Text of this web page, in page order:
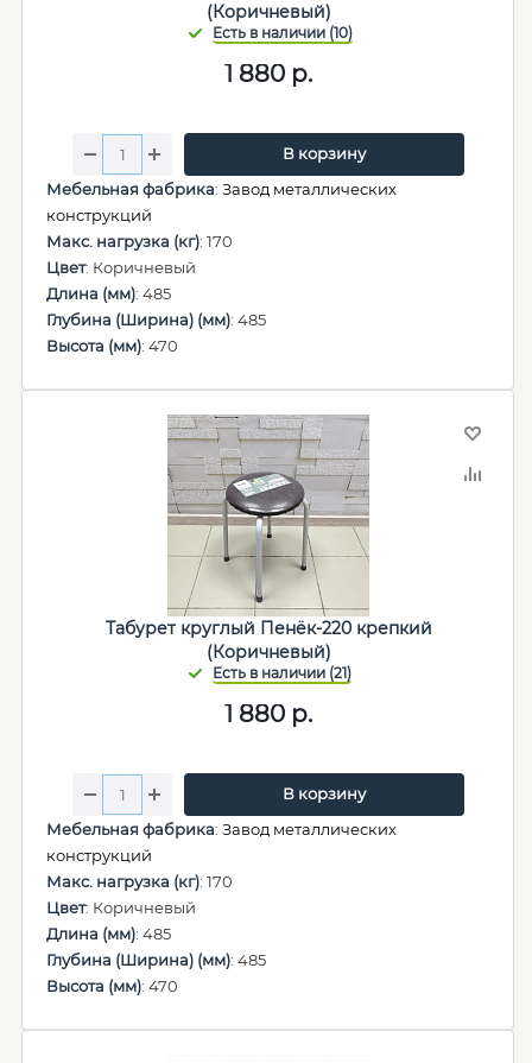
(Коричневый)
1 880 р.
В корзину
Мебельная фабрика: Завод металлических
конструкций
Макс. нагрузка (кг): 170
Цвет: Коричневый
Длина (мм): 485
Глубина (Ширина) (мм): 485
Высота (мм): 470
Табурет круглый Пенёк-220 крепкий
(Коричневый)
1 880 р.
В корзину
Мебельная фабрика: Завод металлических
конструкций
Макс. нагрузка (кг): 170
Цвет: Коричневый
Длина (мм): 485
Глубина (Ширина) (мм): 485
Высота (мм): 470